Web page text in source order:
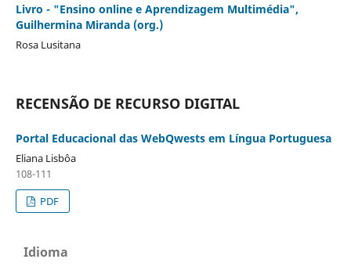
Livro - "Ensino online e Aprendizagem Multimédia",
Guilhermina Miranda (org.)
Rosa Lusitana
RECENSÃO DE RECURSO DIGITAL
Portal Educacional das WebQwests em Língua Portuguesa
Eliana Lisbôa
108-111
PDF
Idioma